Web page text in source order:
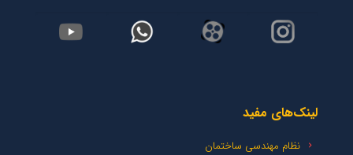
لینک‌های مفید
نظام مهندسی ساختمان